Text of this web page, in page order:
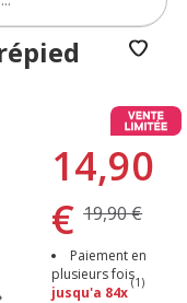
14,90
€ 19,90 €
Paiement en
plusieurs fois
jusqu'a 84x
(1)